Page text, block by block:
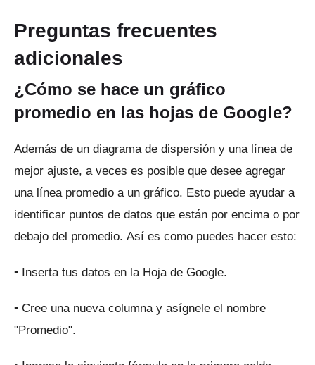
Preguntas frecuentes
adicionales
¿Cómo se hace un gráfico
promedio en las hojas de Google?
Además de un diagrama de dispersión y una línea de
mejor ajuste, a veces es posible que desee agregar
una línea promedio a un gráfico. Esto puede ayudar a
identificar puntos de datos que están por encima o por
debajo del promedio. Así es como puedes hacer esto:
• Inserta tus datos en la Hoja de Google.
• Cree una nueva columna y asígnele el nombre
"Promedio".